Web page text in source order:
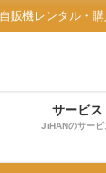
販機レンタル・
サービス
JiHANのサービ